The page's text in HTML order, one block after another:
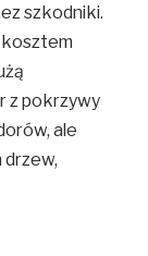
szkodniki.
z pokrzywy
ale